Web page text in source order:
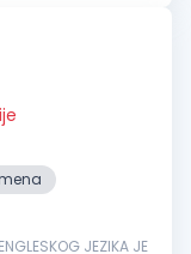
JEZIKA JE